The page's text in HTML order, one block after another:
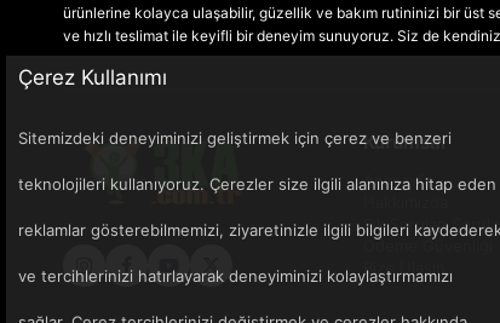
ürünlerine kolayca ulaşabilir, güzellik ve bakım rutininizi bir üst
ve hızlı teslimat ile keyifli bir deneyim sunuyoruz. Siz de
Kurumsal
Anasayfa
Sık Sorulan
Ödeme Güvenliği
Bize Ulaşın
Çerez Kullanımı
Sitemizdeki deneyiminizi geliştirmek için çerez ve benzeri
teknolojileri kullanıyoruz. Çerezler size ilgili alanınıza hitap eden
reklamlar gösterebilmemizi, ziyaretinizle ilgili bilgileri
ve tercihlerinizi hatırlayarak deneyiminizi kolaylaştırmamızı